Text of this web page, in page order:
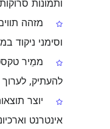
וסימני ניקוד
ממֵיר
להעתיק,
יוצר
אינטרנט